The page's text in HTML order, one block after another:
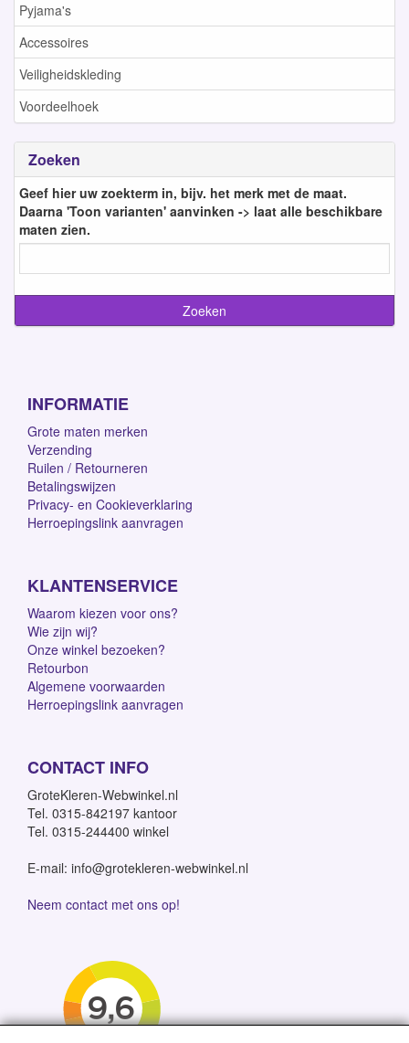
Pyjama's
Accessoires
Veiligheidskleding
Voordeelhoek
Zoeken
Geef hier uw zoekterm in, bijv. het merk met de maat.
Daarna 'Toon varianten' aanvinken -> laat alle beschikbare
maten zien.
INFORMATIE
Grote maten merken
Verzending
Ruilen / Retourneren
Betalingswijzen
Privacy- en Cookieverklaring
Herroepingslink aanvragen
KLANTENSERVICE
Waarom kiezen voor ons?
Wie zijn wij?
Onze winkel bezoeken?
Retourbon
Algemene voorwaarden
Herroepingslink aanvragen
CONTACT INFO
GroteKleren-Webwinkel.nl
Tel. 0315-842197 kantoor
Tel. 0315-244400 winkel
E-mail: info@grotekleren-webwinkel.nl
Neem contact met ons op!